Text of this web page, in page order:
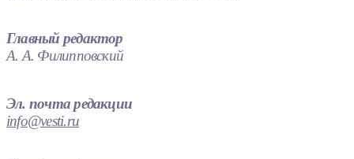
Главный редактор
А. А. Филипповский
Эл. почта редакции
info@vesti.ru